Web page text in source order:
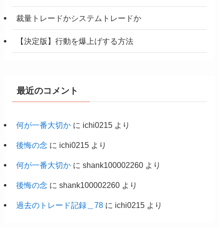
裁量トレードかシステムトレードか
【決定版】行動を爆上げする方法
最近のコメント
何が一番大切かに ichi0215より
後悔の念 に ichi0215より
何が一番大切かに shank100002260より
後悔の念 に shank100002260より
過去のトレード記録＿78に ichi0215より